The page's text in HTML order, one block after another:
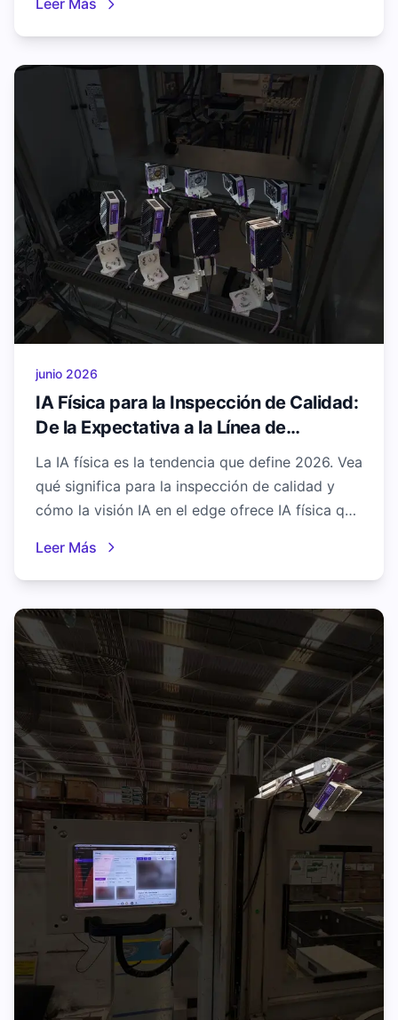
procesamiento en el edge mantiene los datos
controlados por ITAR dentro de sus
instalaciones.
Leer Más
junio 2026
IA Física para la Inspección de Calidad:
De la Expectativa a la Línea de
Producción
La IA física es la tendencia que define 2026. Vea
qué significa para la inspección de calidad y
cómo la visión IA en el edge ofrece IA física que
Leer Más